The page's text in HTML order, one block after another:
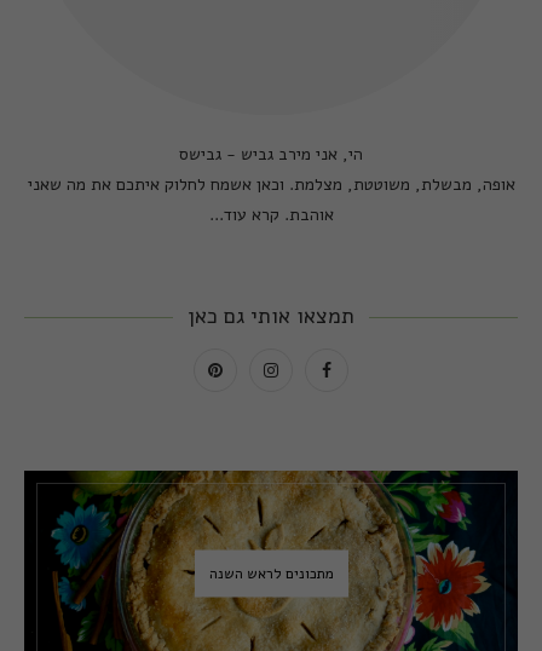
הי, אני מירב גביש - גבישס
אופה, מבשלת, משוטטת, מצלמת. וכאן אשמח לחלוק איתכם את מה שאני
אוהבת. קרא עוד...
תמצאו אותי גם כאן
מתכונים לראש השנה